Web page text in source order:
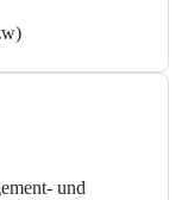
und